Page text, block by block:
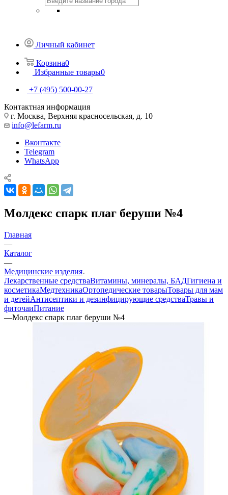
Личный кабинет
Корзина0
Избранные товары0
+7 (495) 500-00-27
Контактная информация
г. Москва, Верхняя красносельская, д. 10
info@lefarm.ru
Вконтакте
Telegram
WhatsApp
Молдекс спарк плаг беруши №4
Главная
—
Каталог
—
Медицинские изделия
Лекарственные средстваВитамины, минералы, БАДГигиена и
косметикаМедтехникаОртопедические товарыТовары для мам
и детейАнтисептики и дезинфицирующие средстваТравы и
фиточаиПитание
—Молдекс спарк плаг беруши №4